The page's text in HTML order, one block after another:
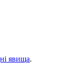
явища.